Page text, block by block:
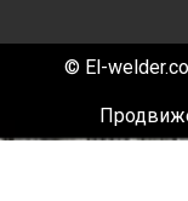
© El-